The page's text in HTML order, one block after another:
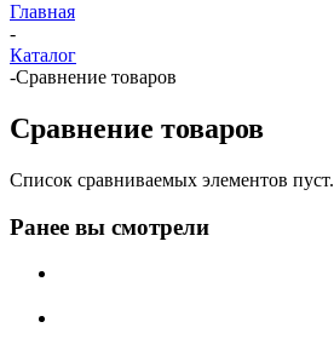
Главная
-
Каталог
-Сравнение товаров
Сравнение товаров
Список сравниваемых элементов пуст.
Ранее вы смотрели